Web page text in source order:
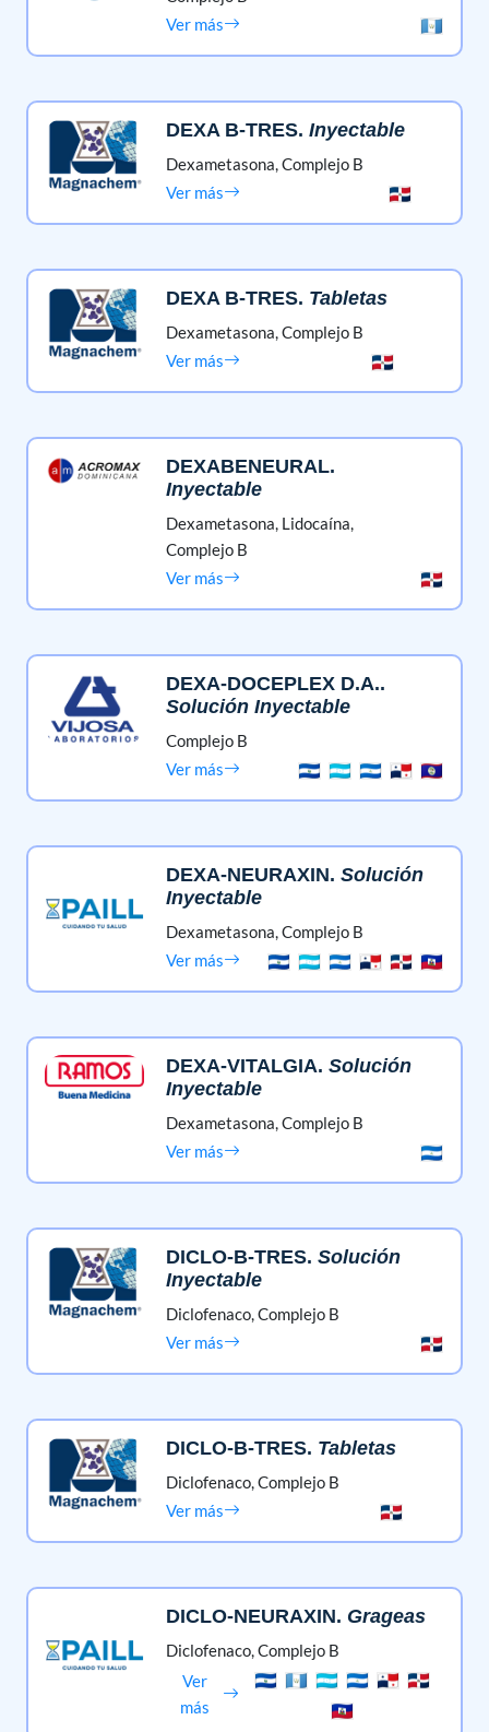
Ver más
DEXA B-TRES.Inyectable
Dexametasona,Complejo B
Ver más
DEXA B-TRES. Tabletas
Dexametasona,Complejo B
Ver más
DEXABENEURAL.
Inyectable
Dexametasona, Lidocaína,
Complejo B
Ver más
DEXA-DOCEPLEX D.A..
Solución Inyectable
Complejo B
Ver más
DEXA-NEURAXIN.Solución
Inyectable
Dexametasona,Complejo B
Ver más
DEXA-VITALGIA.Solución
Inyectable
Dexametasona,Complejo B
Ver más
DICLO-B-TRES.Solución
Inyectable
Diclofenaco,Complejo B
Ver más
DICLO-B-TRES. Tabletas
Diclofenaco,Complejo B
Ver más
DICLO-NEURAXIN. Grageas
Diclofenaco,Complejo B
Ver
más